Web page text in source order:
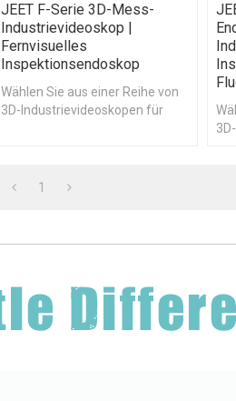
JEET F-Serie 3D-Mess-
Industrievideoskop |
Fernvisuelles
Inspektionsendoskop
Wählen Sie aus einer Reihe von
3D-Industrievideoskopen für
1